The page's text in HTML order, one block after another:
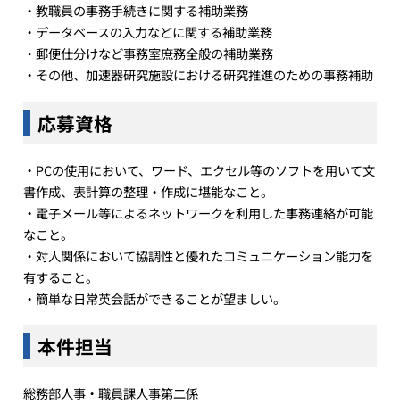
・教職員の事務手続きに関する補助業務
・データベースの入力などに関する補助業務
・郵便仕分けなど事務室庶務全般の補助業務
・その他、加速器研究施設における研究推進のための事務補助
応募資格
・PCの使用において、ワード、エクセル等のソフトを用いて文
書作成、表計算の整理・作成に堪能なこと。
・電子メール等によるネットワークを利用した事務連絡が可能
なこと。
・対人関係において協調性と優れたコミュニケーション能力を
有すること。
・簡単な日常英会話ができることが望ましい。
本件担当
総務部人事・職員課人事第二係